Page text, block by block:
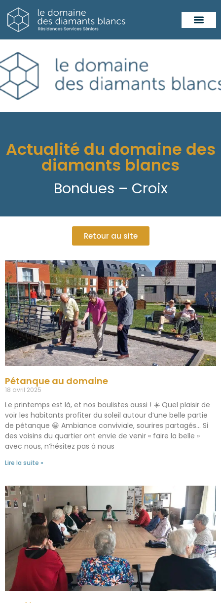
Actualité du domaine des
diamants blancs
Bondues – Croix
Retour au site
Pétanque au domaine
18 avril 2025
Le printemps est là, et nos boulistes aussi ! ☀️ Quel plaisir de
voir les habitants profiter du soleil autour d’une belle partie
de pétanque 😁 Ambiance conviviale, sourires partagés… Si
des voisins du quartier ont envie de venir « faire la belle »
avec nous, n’hésitez pas à nous
Lire la suite »